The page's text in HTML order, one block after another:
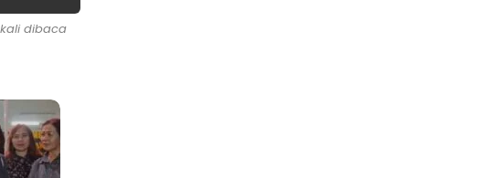
kali dibaca